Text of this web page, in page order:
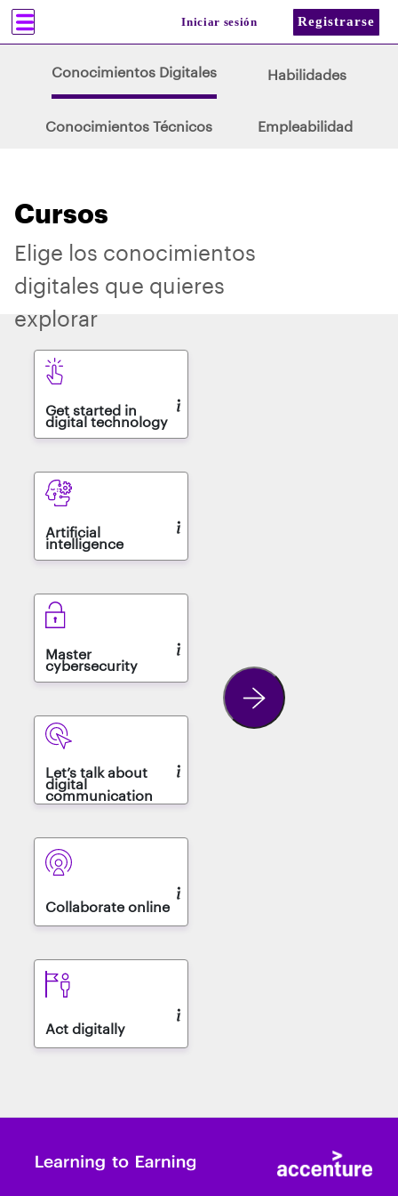
Iniciar sesión Registrarse
Conocimientos Digitales Habilidades
Conocimientos Técnicos Empleabilidad
Cursos
Elige los conocimientos
digitales que quieres
explorar
Get started in
digital technology
Artificial
intelligence
Master
cybersecurity
Let’s talk about
digital
communication
Collaborate online
Act digitally